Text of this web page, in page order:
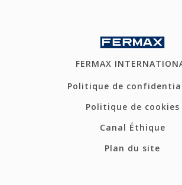
FERMAX
Politique de
Politique de cookies
Canal Éthique
Plan du site